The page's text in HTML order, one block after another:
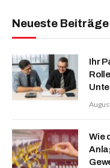
Neueste Beiträge
Ihr
Wie